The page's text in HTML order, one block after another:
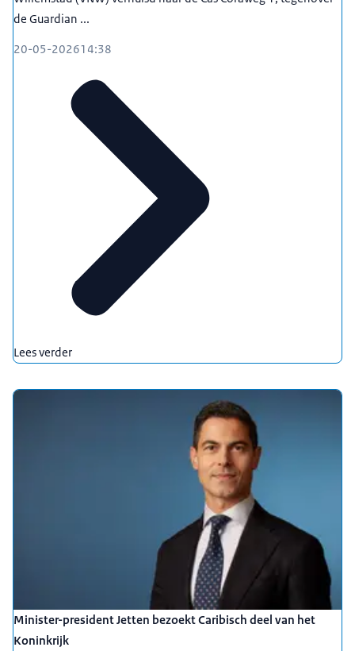
de Guardian ...
20-05-202614:38
Lees verder
Minister-president Jetten bezoekt Caribisch deel van het
Koninkrijk